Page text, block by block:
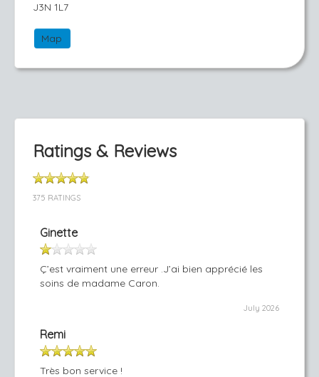
J3N 1L7
Map
Ratings & Reviews
375 RATINGS
Ginette
Ç’est vraiment une erreur .J’ai bien apprécié les
soins de madame Caron.
July 2026
Remi
Très bon service !